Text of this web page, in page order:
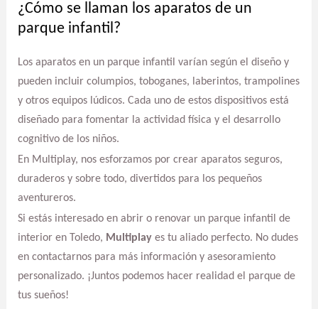
¿Cómo se llaman los aparatos de un
parque infantil?
Los aparatos en un parque infantil varían según el diseño y
pueden incluir columpios, toboganes, laberintos, trampolines
y otros equipos lúdicos. Cada uno de estos dispositivos está
diseñado para fomentar la actividad física y el desarrollo
cognitivo de los niños.
En Multiplay, nos esforzamos por crear aparatos seguros,
duraderos y sobre todo, divertidos para los pequeños
aventureros.
Si estás interesado en abrir o renovar un parque infantil de
interior en Toledo, Multiplayes tu aliado perfecto. No dudes
en contactarnos para más información y asesoramiento
personalizado. ¡Juntos podemos hacer realidad el parque de
tus sueños!